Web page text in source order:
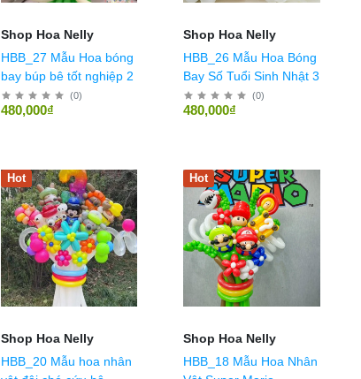
Shop Hoa Nelly
HBB_27 Mẫu Hoa bóng
bay búp bê tốt nghiệp 2
(0)
480,000₫
Shop Hoa Nelly
HBB_26 Mẫu Hoa Bóng
Bay Số Tuổi Sinh Nhật 3
(0)
480,000₫
Hot
Shop Hoa Nelly
HBB_20 Mẫu hoa nhân
Hot
Shop Hoa Nelly
HBB_18 Mẫu Hoa Nhân